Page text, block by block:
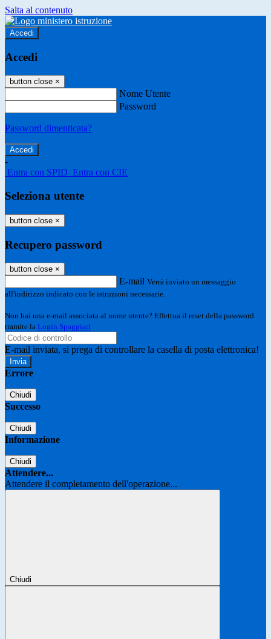
Salta al contenuto
Accedi
Accedi
button close ×
Nome Utente
Password
Password dimenticata?
-
Entra con SPID Entra con CIE
Seleziona utente
button close ×
Recupero password
button close ×
E-mail Verrà inviato un messaggio
all'indirizzo indicato con le istruzioni necessarie.
Non hai una e-mail associata al nome utente? Effettua il reset della password
tramite la Login Spaggiari
E-mail inviata, si prega di controllare la casella di posta elettronica!
Errore
Chiudi
Successo
Chiudi
Informazione
Chiudi
Attendere...
Attendere il completamento dell'operazione...
Chiudi